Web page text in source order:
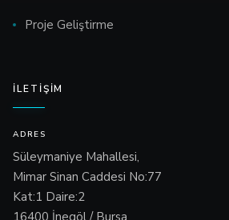
Proje Geliştirme
İLETIŞIM
ADRES
Süleymaniye Mahallesi,
Mimar Sinan Caddesi No:77
Kat:1 Daire:2
16400 İnegöl / Bursa